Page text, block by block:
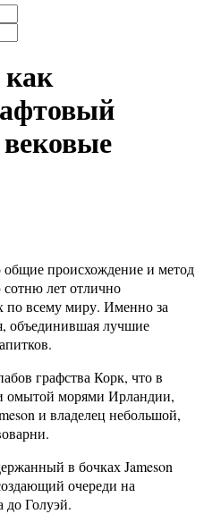
как
происхождение и метод
лет отлично
по всему миру. Именно за
объединившая лучшие
графства Корк, что в
омытой морями Ирландии,
и владелец небольшой,
в бочках Jameson
очереди на
до Голуэй.